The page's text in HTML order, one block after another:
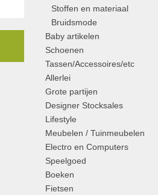
Stoffen en materiaal
Bruidsmode
Baby artikelen
Schoenen
Tassen/Accessoires/etc
Allerlei
Grote partijen
Designer Stocksales
Lifestyle
Meubelen / Tuinmeubelen
Electro en Computers
Speelgoed
Boeken
Fietsen